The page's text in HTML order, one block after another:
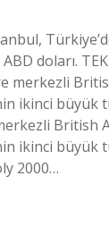
doları.
merkezli
ikinci
British
ikinci
2000…